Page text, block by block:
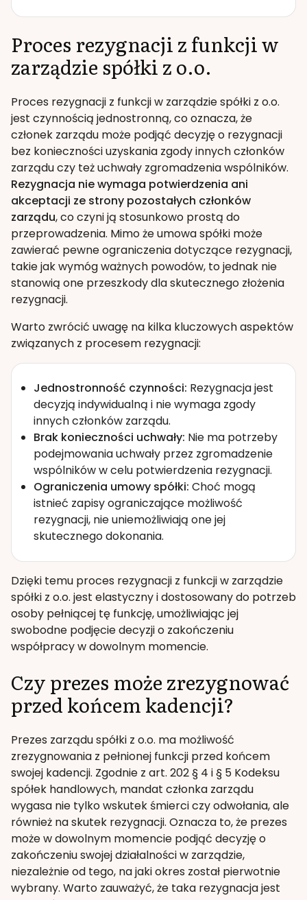
Proces rezygnacji z funkcji w
zarządzie spółki z o.o.
Proces rezygnacji z funkcji w zarządzie spółki z o.o.
jest czynnością jednostronną, co oznacza, że
członek zarządu może podjąć decyzję o rezygnacji
bez konieczności uzyskania zgody innych członków
zarządu czy też uchwały zgromadzenia wspólników.
Rezygnacja nie wymaga potwierdzenia ani
akceptacji ze strony pozostałych członków
zarządu, co czyni ją stosunkowo prostą do
przeprowadzenia. Mimo że umowa spółki może
zawierać pewne ograniczenia dotyczące rezygnacji,
takie jak wymóg ważnych powodów, to jednak nie
stanowią one przeszkody dla skutecznego złożenia
rezygnacji.
Warto zwrócić uwagę na kilka kluczowych aspektów
związanych z procesem rezygnacji:
Jednostronność czynności: Rezygnacja jest
decyzją indywidualną i nie wymaga zgody
innych członków zarządu.
Brak konieczności uchwały: Nie ma potrzeby
podejmowania uchwały przez zgromadzenie
wspólników w celu potwierdzenia rezygnacji.
Ograniczenia umowy spółki: Choć mogą
istnieć zapisy ograniczające możliwość
rezygnacji, nie uniemożliwiają one jej
skutecznego dokonania.
Dzięki temu proces rezygnacji z funkcji w zarządzie
spółki z o.o. jest elastyczny i dostosowany do potrzeb
osoby pełniącej tę funkcję, umożliwiając jej
swobodne podjęcie decyzji o zakończeniu
współpracy w dowolnym momencie.
Czy prezes może zrezygnować
przed końcem kadencji?
Prezes zarządu spółki z o.o. ma możliwość
zrezygnowania z pełnionej funkcji przed końcem
swojej kadencji. Zgodnie z art. 202 § 4 i § 5 Kodeksu
spółek handlowych, mandat członka zarządu
wygasa nie tylko wskutek śmierci czy odwołania, ale
również na skutek rezygnacji. Oznacza to, że prezes
może w dowolnym momencie podjąć decyzję o
zakończeniu swojej działalności w zarządzie,
niezależnie od tego, na jaki okres został pierwotnie
wybrany. Warto zauważyć, że taka rezygnacja jest